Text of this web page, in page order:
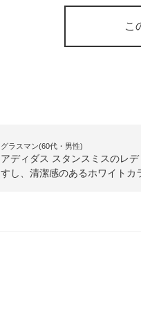
こ
グラスマン(60代・男性)
アディダス スタンスミスのレ
すし、清潔感のあるホワイト